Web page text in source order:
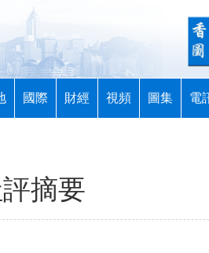
國際 財經 視頻 圖集 電
摘要